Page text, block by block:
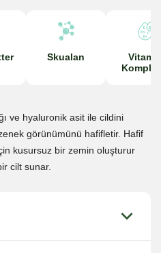
Skualan
ve hyaluronik asit ile cildini
görünümünü hafifletir. Hafif
kusursuz bir zemin oluşturur
cilt sunar.